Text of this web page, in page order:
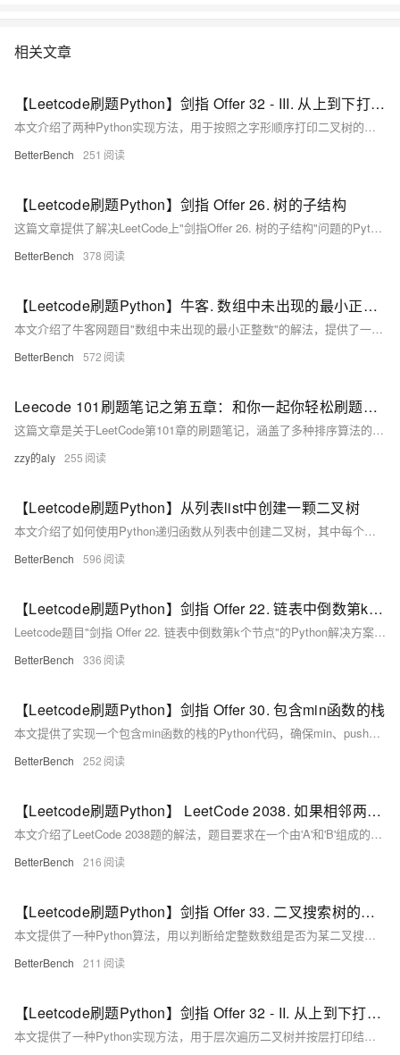
相关文章
【Leetcode刷题Python】剑指 Offer 32 - III. 从上到下打印二叉树 III
本文介绍了两种Python实现方法，用于按照之字形顺序打印二叉树的层次遍历结果，实现了在奇数层正序、偶数层反序打印节点的功能。
BetterBench 251
【Leetcode刷题Python】剑指 Offer 26. 树的子结构
这篇文章提供了解决LeetCode上"剑指Offer 26. 树的子结构"问题的Python代码实现和解析，判断一棵树B是否是另一棵树A的子结构。
BetterBench 378
【Leetcode刷题Python】牛客. 数组中未出现的最小正整数
本文介绍了牛客网题目"数组中未出现的最小正整数"的解法，提供了一种满足O(n)时间复杂度和O(1)空间复杂度要求的原地排序算法，并给出了Python实现代码。
BetterBench 572
Leecode 101刷题笔记之第五章：和你一起你轻松刷题（Python）
这篇文章是关于LeetCode第101章的刷题笔记，涵盖了多种排序算法的Python实现和两个中等难度的编程练习题的解法。
zzy的aly 255
【Leetcode刷题Python】从列表list中创建一颗二叉树
本文介绍了如何使用Python递归函数从列表中创建二叉树，其中每个节点的左右子节点索引分别是当前节点索引的2倍加1和2倍加2。
BetterBench 596
【Leetcode刷题Python】剑指 Offer 22. 链表中倒数第k个节点
Leetcode题目"剑指 Offer 22. 链表中倒数第k个节点"的Python解决方案，使用双指针法找到并返回链表中倒数第k个节点。
BetterBench 336
【Leetcode刷题Python】剑指 Offer 30. 包含min函数的栈
本文提供了实现一个包含min函数的栈的Python代码，确保min、push和pop操作的时间复杂度为O(1)。
BetterBench 252
【Leetcode刷题Python】 LeetCode 2038. 如果相邻两个颜色均相同则删除当前颜色
本文介绍了LeetCode 2038题的解法，题目要求在一个由'A'和'B'组成的字符串中，按照特定规则轮流删除颜色片段，判断Alice是否能够获胜，并提供了Python的实现代码。
BetterBench 216
【Leetcode刷题Python】剑指 Offer 33. 二叉搜索树的后序遍历序列
本文提供了一种Python算法，用以判断给定整数数组是否为某二叉搜索树的后序遍历结果，通过识别根节点并递归验证左右子树的值是否满足二叉搜索树的性质。
BetterBench 211
【Leetcode刷题Python】剑指 Offer 32 - II. 从上到下打印二叉树 II
本文提供了一种Python实现方法，用于层次遍历二叉树并按层打印结果，每层节点按从左到右的顺序排列，每层打印到一行。